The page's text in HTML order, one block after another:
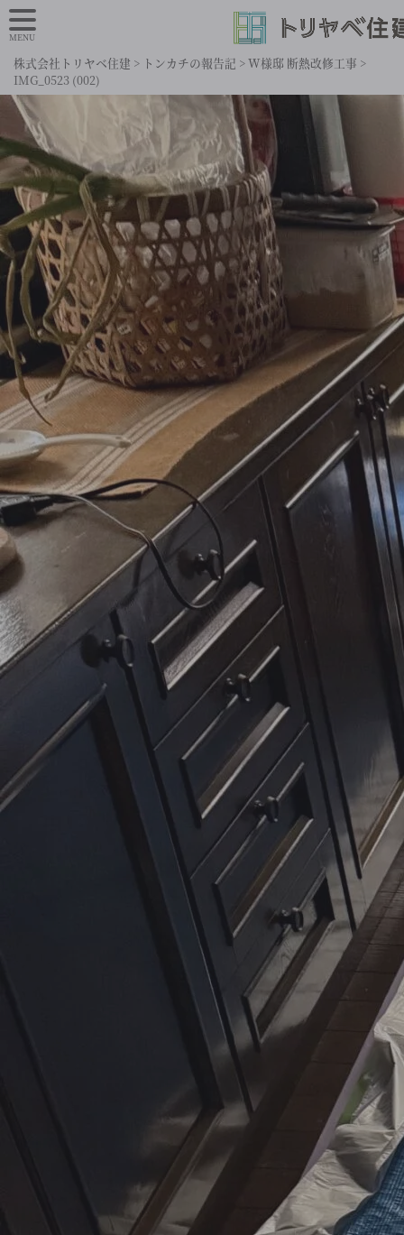
株式会社トリヤベ住建 > トンカチの報告記 >W様邸 断熱改修工事 >
IMG_0523 (002)
MENU